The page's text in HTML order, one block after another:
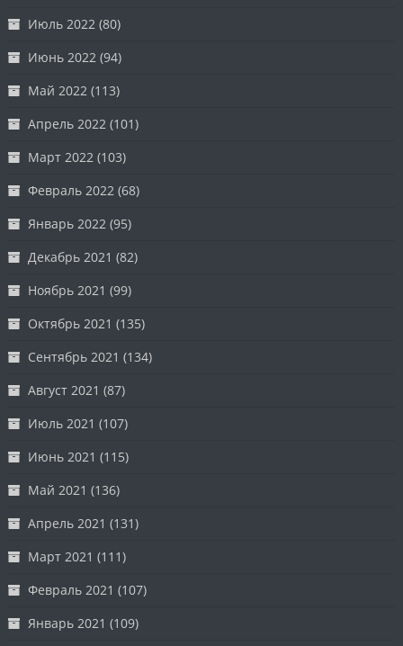
Июль 2022 (80)
Июнь 2022 (94)
Май 2022 (113)
Апрель 2022 (101)
Март 2022 (103)
Февраль 2022 (68)
Январь 2022 (95)
Декабрь 2021 (82)
Ноябрь 2021 (99)
Октябрь 2021 (135)
Сентябрь 2021 (134)
Август 2021 (87)
Июль 2021 (107)
Июнь 2021 (115)
Май 2021 (136)
Апрель 2021 (131)
Март 2021 (111)
Февраль 2021 (107)
Январь 2021 (109)